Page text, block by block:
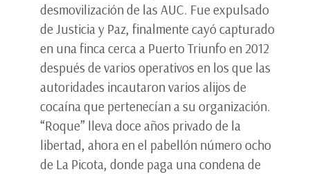
desmovilización de las AUC. Fue expulsado
de Justicia y Paz, finalmente cayó capturado
en una finca cerca a Puerto Triunfo en 2012
después de varios operativos en los que las
autoridades incautaron varios alijos de
cocaína que pertenecían a su organización.
“Roque” lleva doce años privado de la
libertad, ahora en el pabellón número ocho
de La Picota, donde paga una condena de